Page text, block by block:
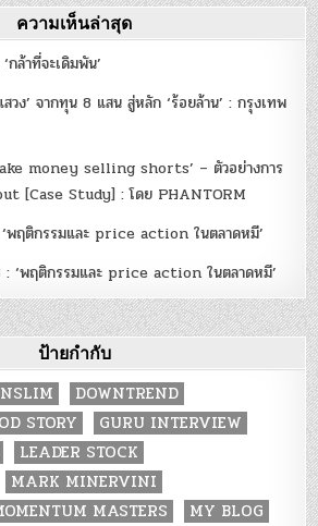
ความเห็นล่าสุด
กล้าที่จะเดิมพัน’
ง’ จากทุน 8 แสน สู่หลัก ‘ร้อยล้าน’ : กรุงเทพ
money selling shorts’ – ตัวอย่างการ
[Case Study] : โดย PHANTORM
พฤติกรรมและ price action ในตลาดหมี’
: ‘พฤติกรรมและ price action ในตลาดหมี’
ป้ายกำกับ
DOWNTREND
STORY
GURU INTERVIEW
LEADER STOCK
MARK MINERVINI
MASTERS
MY BLOG